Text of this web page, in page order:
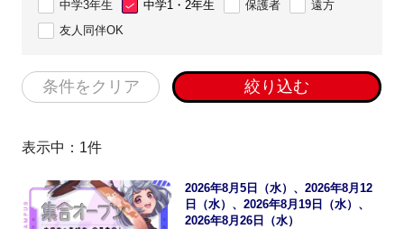
中学3年生 中学1・2年生 保護者
遠方
友人同伴OK
条件をクリア 絞り込む
表示中： 1件
2026年8月5日（水）、2026年8月12
日（水）、2026年8月19日（水）、
2026年8月26日（水）